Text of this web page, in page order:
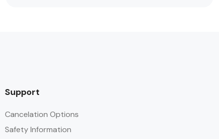
Support
Cancelation Options
Safety Information